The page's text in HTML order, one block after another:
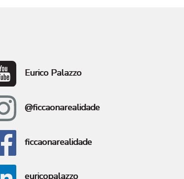
Eurico Palazzo
@ficcaonarealidade
ficcaonarealidade
euricopalazzo